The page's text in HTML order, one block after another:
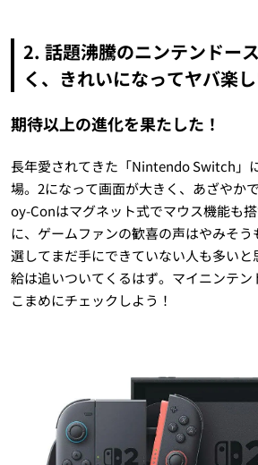
2. 話題沸騰のニンテンドー
く、きれいになってヤバ楽し
期待以上の進化を果たした！
長年愛されてきた「Nintendo Switch」
場。2になって画面が大きく、あざやか
oy-Conはマグネット式でマウス機能も
に、ゲームファンの歓喜の声はやみそ
選してまだ手にできていない人も多い
給は追いついてくるはず。マイニンテン
こまめにチェックしよう！